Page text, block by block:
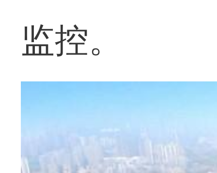
监控。